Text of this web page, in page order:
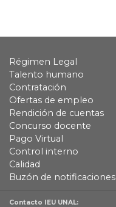
Régimen Legal
Talento humano
Contratación
Ofertas de empleo
Rendición de cuentas
Concurso docente
Pago Virtual
Control interno
Calidad
Buzón de notificaciones
Contacto IEU UNAL: